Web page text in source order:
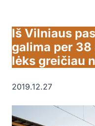
Iš Vilniaus
galima per
lėks greičiau
2019.12.27